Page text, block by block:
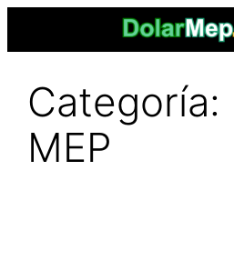
Categoría:
MEP